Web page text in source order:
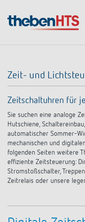
Produkte
KNX
Smart Home
DALI
LED-
OEM
OEM-
Lösungen
Zeit- und
DALI-2
Service
Mediathek
Zeit- und
Zeitschaltuhren für
Sie suchen eine analoge
Hutschiene,
automatischer Sommer-
mechanischen und
folgenden Seiten weitere
effiziente Zeitsteuerung:
Stromstoßschalter,
Zeitrelais oder unsere